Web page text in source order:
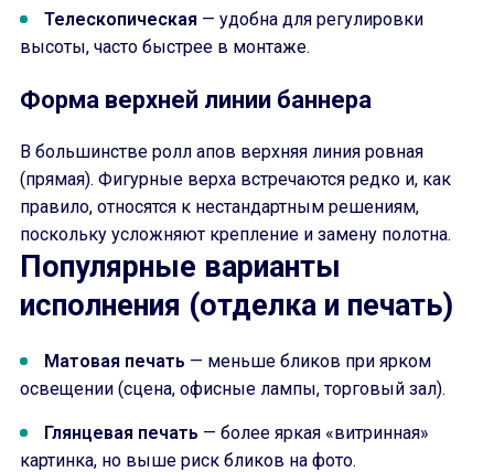
Телескопическая — удобна для регулировки
высоты, часто быстрее в монтаже.
Форма верхней линии баннера
В большинстве ролл апов верхняя линия ровная
(прямая). Фигурные верха встречаются редко и, как
правило, относятся к нестандартным решениям,
поскольку усложняют крепление и замену полотна.
Популярные варианты
исполнения (отделка и печать)
Матовая печать — меньше бликов при ярком
освещении (сцена, офисные лампы, торговый зал).
Глянцевая печать — более яркая «витринная»
картинка, но выше риск бликов на фото.